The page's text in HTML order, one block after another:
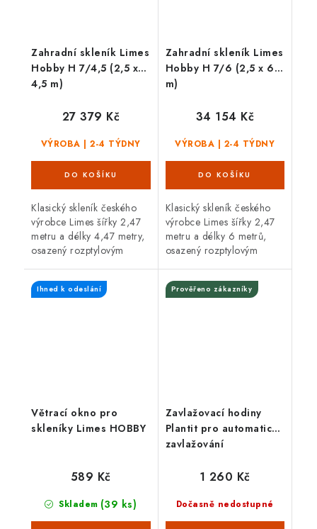
Zahradní skleník Limes
Hobby H 7/4,5 (2,5 x
4,5 m)
VÝROBA | 2-4 TÝDNY
27 379 Kč
Klasický skleník českého
výrobce Limes šířky 2,47
metru a délky 4,47 metry,
osazený rozptylovým
posuvnými dveřmi,
2 střešními a 1 čelním
Zahradní skleník Limes
Hobby H 7/6 (2,5 x 6
m)
VÝROBA | 2-4 TÝDNY
34 154 Kč
Klasický skleník českého
výrobce Limes šířky 2,47
metru a délky 6 metrů,
osazený rozptylovým
posuvnými
dveřmi, 3 střešními a 1
Větrací okno pro
skleníky Limes HOBBY
Ihned k odeslání
Skladem (39 ks)
589 Kč
Zavlažovací hodiny
Plantit pro automatické
zavlažování
Prověřeno zákazníky
Dočasně nedostupné
1 260 Kč